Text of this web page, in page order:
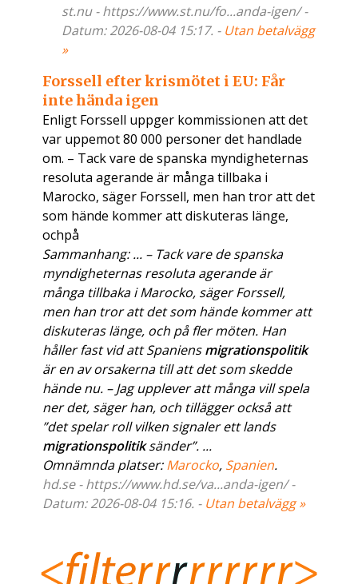
st.nu - https://www.st.nu/fo...anda-igen/ -
Datum: 2026-08-04 15:17. - Utan betalvägg
»
Forssell efter krismötet i EU: Får
inte hända igen
Enligt Forssell uppger kommissionen att det
var uppemot 80 000 personer det handlade
om. – Tack vare de spanska myndigheternas
resoluta agerande är många tillbaka i
Marocko, säger Forssell, men han tror att det
som hände kommer att diskuteras länge,
ochpå
Sammanhang: ... – Tack vare de spanska
myndigheternas resoluta agerande är
många tillbaka i Marocko, säger Forssell,
men han tror att det som hände kommer att
diskuteras länge, och på fler möten. Han
håller fast vid att Spaniensmigrationspolitik
är en av orsakerna till att det som skedde
hände nu. – Jag upplever att många vill spela
ner det, säger han, och tillägger också att
”det spelar roll vilken signaler ett lands
migrationspolitiksänder”. ...
Omnämnda platser:Marocko, Spanien.
hd.se - https://www.hd.se/va...anda-igen/ -
Datum: 2026-08-04 15:16. - Utan betalvägg »